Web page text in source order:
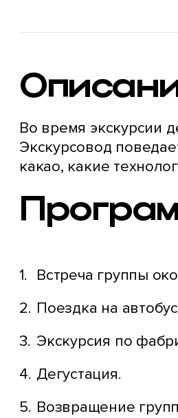
Во время экскурсии
Экскурсовод
какао, какие
Встреча группы
Поездка на
Экскурсия по
Дегустация.
Возвращение